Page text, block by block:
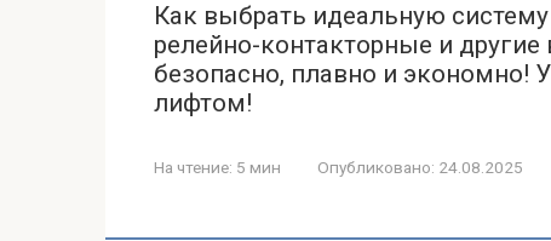
Как выбрать идеальную
релейно-контакторные и
безопасно, плавно и экономно!
лифтом!
На чтение: 5 мин Опубликовано: 24.08.2025